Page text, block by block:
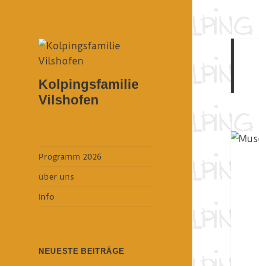
Kolpingsfamilie
Vilshofen
Programm 2026
über uns
Info
NEUESTE BEITRÄGE